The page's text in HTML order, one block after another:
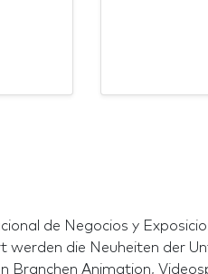
de Negocios y
werden die Neuheiten der
Branchen Animation,